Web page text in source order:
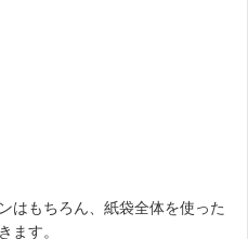
はもちろん、紙袋全体を使った
ます。